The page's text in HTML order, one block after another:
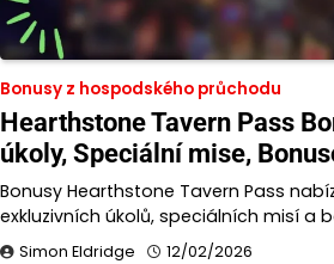
Bonusy z hospodského průchodu
Hearthstone Tavern Pass
úkoly, Speciální mise,
Bonusy Hearthstone Tavern Pass
exkluzivních úkolů, speciálních misí a
Simon Eldridge 12/02/2026